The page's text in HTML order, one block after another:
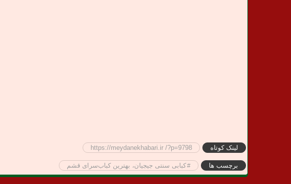
لینک کوتاه https://meydanekhabari.ir /?p=9798
برچسب ها کبابی سنتی جیجیان، بهترین کباب‌سرای قشم